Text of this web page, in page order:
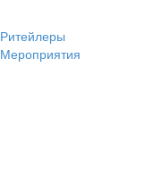
Ритейлеры
Мероприятия